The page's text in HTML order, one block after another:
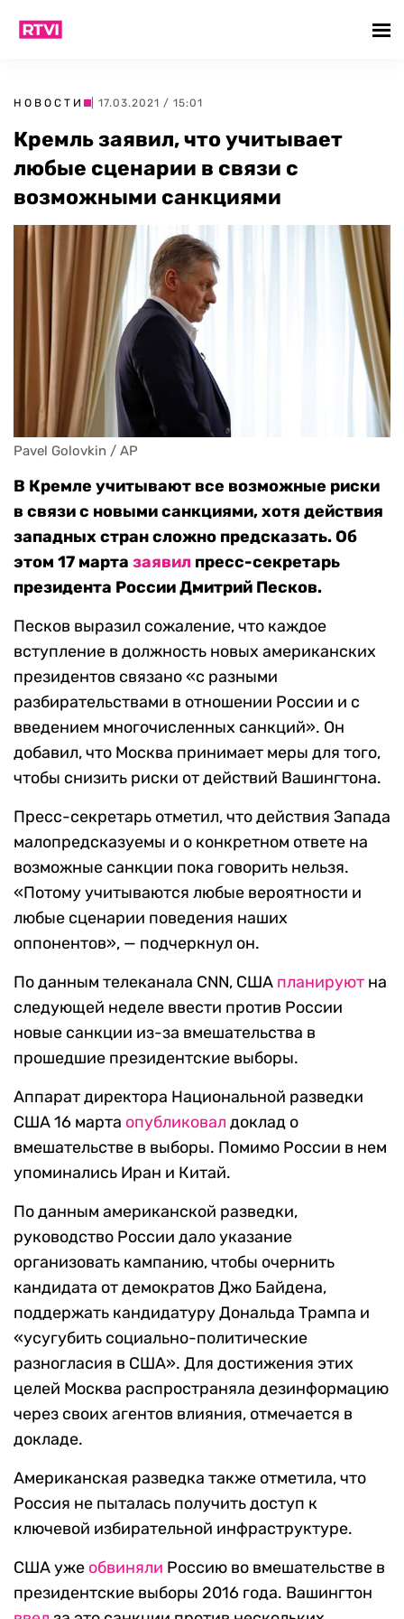
НОВОСТИ | 17.03.2021 / 15:01
Кремль заявил, что учитывает
любые сценарии в связи с
возможными санкциями
Pavel Golovkin / AP
В Кремле учитывают все возможные риски
в связи с новыми санкциями, хотя действия
западных стран сложно предсказать. Об
этом 17 марта заявил пресс-секретарь
президента России Дмитрий Песков.
Песков выразил сожаление, что каждое
вступление в должность новых американских
президентов связано «с разными
разбирательствами в отношении России и с
введением многочисленных санкций». Он
добавил, что Москва принимает меры для того,
чтобы снизить риски от действий Вашингтона.
Пресс-секретарь отметил, что действия Запада
малопредсказуемы и о конкретном ответе на
возможные санкции пока говорить нельзя.
«Потому учитываются любые вероятности и
любые сценарии поведения наших
оппонентов», — подчеркнул он.
По данным телеканала CNN, США планируют на
следующей неделе ввести против России
новые санкции из-за вмешательства в
прошедшие президентские выборы.
Аппарат директора Национальной разведки
США 16 марта опубликовал доклад о
вмешательстве в выборы. Помимо России в нем
упоминались Иран и Китай.
По данным американской разведки,
руководство России дало указание
организовать кампанию, чтобы очернить
кандидата от демократов Джо Байдена,
поддержать кандидатуру Дональда Трампа и
«усугубить социально-политические
разногласия в США». Для достижения этих
целей Москва распространяла дезинформацию
через своих агентов влияния, отмечается в
докладе.
Американская разведка также отметила, что
Россия не пыталась получить доступ к
ключевой избирательной инфраструктуре.
США уже обвиняли Россию во вмешательстве в
президентские выборы 2016 года. Вашингтон